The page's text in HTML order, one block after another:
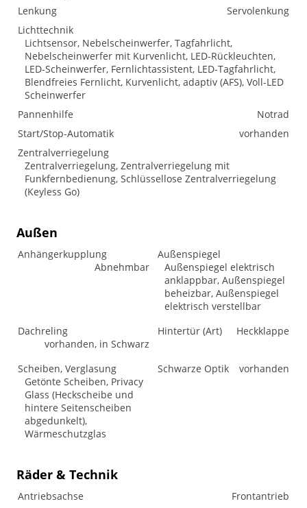
Lenkung
Servolenkung
Lichttechnik
Lichtsensor, Nebelscheinwerfer, Tagfahrlicht,
Nebelscheinwerfer mit Kurvenlicht, LED-Rückleuchten,
LED-Scheinwerfer, Fernlichtassistent, LED-Tagfahrlicht,
Blendfreies Fernlicht, Kurvenlicht, adaptiv (AFS), Voll-LED
Scheinwerfer
Pannenhilfe
Notrad
Start/Stop-Automatik
vorhanden
Zentralverriegelung
Zentralverriegelung, Zentralverriegelung mit
Funkfernbedienung, Schlüssellose Zentralverriegelung
(Keyless Go)
Außen
Anhängerkupplung
Abnehmbar
Außenspiegel
Außenspiegel elektrisch
anklappbar, Außenspiegel
beheizbar, Außenspiegel
elektrisch verstellbar
Dachreling
vorhanden, in Schwarz
Hintertür (Art) Heckklappe
Scheiben, Verglasung
Getönte Scheiben, Privacy
Glass (Heckscheibe und
hintere Seitenscheiben
abgedunkelt),
Wärmeschutzglas
Schwarze Optik vorhanden
Räder & Technik
Antriebsachse
Frontantrieb